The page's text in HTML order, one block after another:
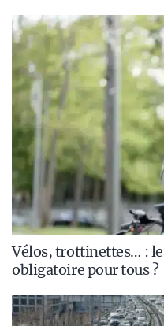
Vélos, trottinettes… :
obligatoire pour tous ?